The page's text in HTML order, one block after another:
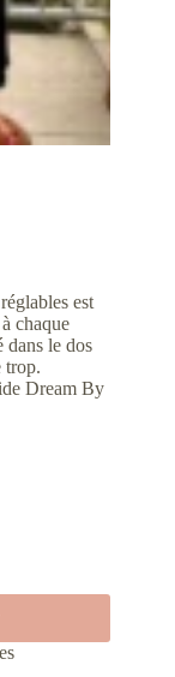
est
chaque
dans le dos
trop.
Dream By